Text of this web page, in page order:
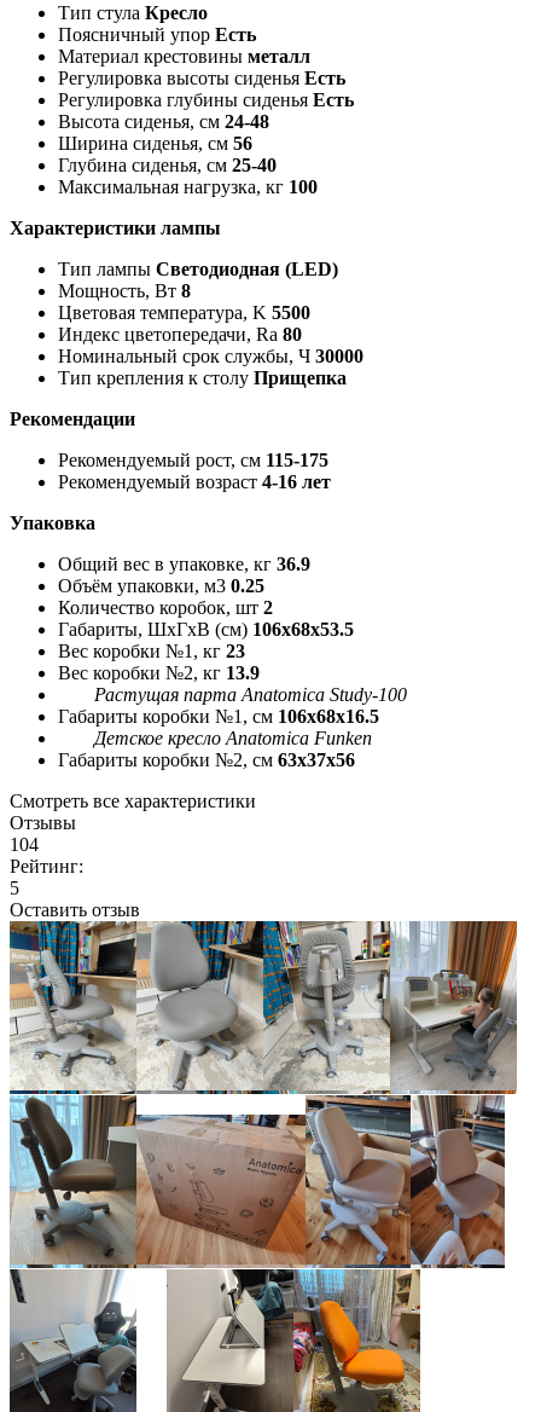
Тип стула Кресло
Поясничный упор Есть
Материал крестовины металл
Регулировка высоты сиденья Есть
Регулировка глубины сиденья Есть
Высота сиденья, см 24-48
Ширина сиденья, см 56
Глубина сиденья, см 25-40
Максимальная нагрузка, кг 100
Характеристики лампы
Тип лампы Светодиодная (LED)
Мощность, Вт 8
Цветовая температура, K 5500
Индекс цветопередачи, Ra 80
Номинальный срок службы, Ч 30000
Тип крепления к столу Прищепка
Рекомендации
Рекомендуемый рост, см 115-175
Рекомендуемый возраст 4-16 лет
Упаковка
Общий вес в упаковке, кг 36.9
Объём упаковки, м3 0.25
Количество коробок, шт 2
Габариты, ШxГxВ (см) 106x68x53.5
Вес коробки №1, кг 23
Вес коробки №2, кг 13.9
Растущая парта Anatomica Study-100
Габариты коробки №1, см 106x68x16.5
Детское кресло Anatomica Funken
Габариты коробки №2, см 63x37x56
Смотреть все характеристики
Отзывы
104
Рейтинг:
5
Оставить отзыв